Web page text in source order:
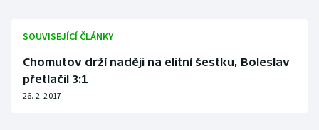
SOUVISEJÍCÍ ČLÁNKY
Chomutov drží naději na elitní šestku, Boleslav
přetlačil 3:1
26. 2. 2017